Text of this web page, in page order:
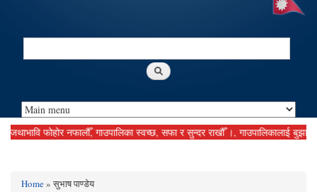
Search
फोहोर नफालौँ, गाउपालिका स्वच्छ, सफा र सुन्दर राखौँ ।, गाउपालिकालाई बुझाउनु
Home» सुभाष पाण्डेय